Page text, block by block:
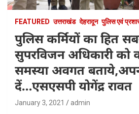
FEATURED उत्तराखंड देहरादून पुलिस एवं
पुलिस कर्मियों का हित
सुपरविजन अधिकारी को
समस्या अवगत
दें…एसएसपी योगेंद्र रावत
January 3, 2021 admin